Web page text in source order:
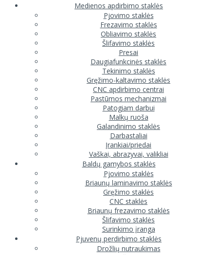
Medienos apdirbimo staklės
Pjovimo staklės
Frezavimo staklės
Obliavimo staklės
Šlifavimo staklės
Presai
Daugiafunkcinės staklės
Tekinimo staklės
Gręžimo-kaltavimo staklės
CNC apdirbimo centrai
Pastūmos mechanizmai
Patogiam darbui
Malkų ruoša
Galandinimo staklės
Darbastaliai
Įrankiai/priedai
Vaškai, abrazyvai, valikliai
Baldų gamybos staklės
Pjovimo staklės
Briaunų laminavimo staklės
Gręžimo staklės
CNC staklės
Briaunų frezavimo staklės
Šlifavimo staklės
Surinkimo įranga
Pjuvenų perdirbimo staklės
Drožlių nutraukimas